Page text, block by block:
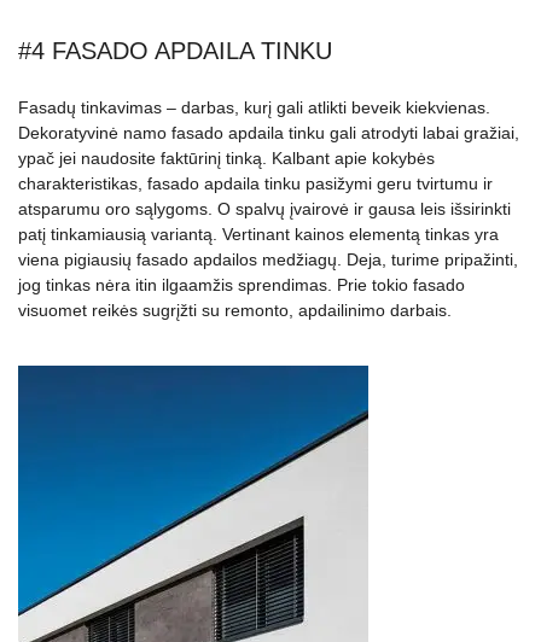
#4 FASADO APDAILA TINKU
Fasadų tinkavimas – darbas, kurį gali atlikti beveik kiekvienas.
Dekoratyvinė namo fasado apdaila tinku gali atrodyti labai gražiai,
ypač jei naudosite faktūrinį tinką. Kalbant apie kokybės
charakteristikas, fasado apdaila tinku pasižymi geru tvirtumu ir
atsparumu oro sąlygoms. O spalvų įvairovė ir gausa leis išsirinkti
patį tinkamiausią variantą. Vertinant kainos elementą tinkas yra
viena pigiausių fasado apdailos medžiagų. Deja, turime pripažinti,
jog tinkas nėra itin ilgaamžis sprendimas. Prie tokio fasado
visuomet reikės sugrįžti su remonto, apdailinimo darbais.